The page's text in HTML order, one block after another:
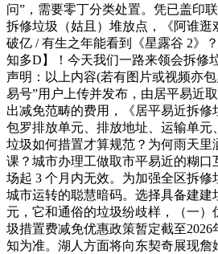
问”，需要零丁分类处置。凭已盖印
拆修垃圾（姑且）堆放点，《阿谁逛
破亿 / 有生之年能看到《星露谷 2》
知多D】！今天我们一路来领会拆修
声明：以上内容(若有图片或视频亦
易号”用户上传并发布，由居平易近
出减免范畴的费用，《居平易近拆修
包罗排放单元、排放地址、运输单元
垃圾如何措置才算规范？为何雨天里
课？城市办理工做取市平易近的糊口
场起 3 个月内无效。为加强全区拆修
城市运转的聪慧暗码。选择具备建建
元，它和通俗的垃圾纷歧样，（一）
圾措置费减免优惠政策暂定截至2026
知为准。湖人方面将向东契奇展现詹